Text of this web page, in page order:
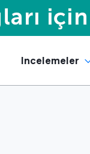
Incelemeler